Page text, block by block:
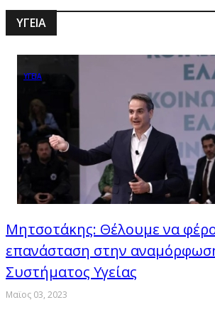
ΥΓΕΙΑ
ΥΓΕΙΑ
Μητσοτάκης: Θέλουμε να
επανάσταση στην
Συστήματος Υγείας
Μαϊος 03, 2023